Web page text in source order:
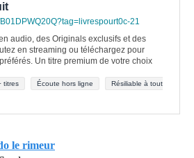
21
audio, des Originals exclusifs et des
en streaming ou téléchargez pour
Un titre premium de votre choix
titres Écoute hors ligne
Résiliable à tout
le rimeur